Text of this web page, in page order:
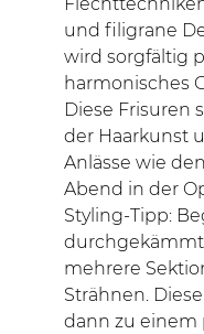
und filigrane
wird sorgfältig
harmonisches
Diese Frisuren
der Haarkunst
Anlässe wie
Abend in der
Styling-Tipp:
mehrere
Strähnen.
dann zu einem